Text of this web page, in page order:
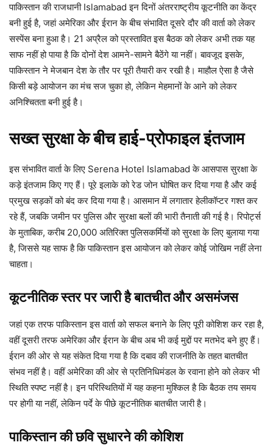
पाकिस्तान की राजधानी Islamabad इन दिनों अंतरराष्ट्रीय कूटनीति का केंद्र
बनी हुई है, जहां अमेरिका और ईरान के बीच संभावित दूसरे दौर की वार्ता को लेकर
सस्पेंस बना हुआ है। 21 अप्रैल को प्रस्तावित इस बैठक को लेकर अभी तक यह
साफ नहीं हो पाया है कि दोनों देश आमने-सामने बैठेंगे या नहीं। बावजूद इसके,
पाकिस्तान ने मेजबान देश के तौर पर पूरी तैयारी कर रखी है। माहौल ऐसा है जैसे
किसी बड़े आयोजन का मंच सज चुका हो, लेकिन मेहमानों के आने को लेकर
अनिश्चितता बनी हुई है।
सख्त सुरक्षा के बीच हाई-प्रोफाइल इंतजाम
इस संभावित वार्ता के लिए Serena Hotel Islamabad के आसपास सुरक्षा के
कड़े इंतजाम किए गए हैं। पूरे इलाके को रेड जोन घोषित कर दिया गया है और कई
प्रमुख सड़कों को बंद कर दिया गया है। आसमान में लगातार हेलीकॉप्टर गश्त कर
रहे हैं, जबकि जमीन पर पुलिस और सुरक्षा बलों की भारी तैनाती की गई है। रिपोर्ट्स
के मुताबिक, करीब 20,000 अतिरिक्त पुलिसकर्मियों को सुरक्षा के लिए बुलाया गया
है, जिससे यह साफ है कि पाकिस्तान इस आयोजन को लेकर कोई जोखिम नहीं लेना
चाहता।
कूटनीतिक स्तर पर जारी है बातचीत और असमंजस
जहां एक तरफ पाकिस्तान इस वार्ता को सफल बनाने के लिए पूरी कोशिश कर रहा है,
वहीं दूसरी तरफ अमेरिका और ईरान के बीच अब भी कई मुद्दों पर मतभेद बने हुए हैं।
ईरान की ओर से यह संकेत दिया गया है कि दबाव की राजनीति के तहत बातचीत
संभव नहीं है। वहीं अमेरिका की ओर से प्रतिनिधिमंडल के रवाना होने को लेकर भी
स्थिति स्पष्ट नहीं है। इन परिस्थितियों में यह कहना मुश्किल है कि बैठक तय समय
पर होगी या नहीं, लेकिन पर्दे के पीछे कूटनीतिक बातचीत जारी है।
पाकिस्तान की छवि सुधारने की कोशिश